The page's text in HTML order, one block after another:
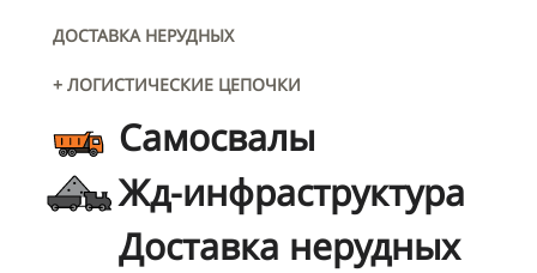
ДОСТАВКА НЕРУДНЫХ
+ ЛОГИСТИЧЕСКИЕ ЦЕПОЧКИ
Самосвалы
Жд-инфраструктура
Доставка нерудных